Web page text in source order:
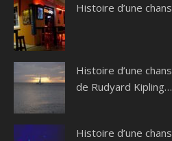
Histoire d’une
Histoire d’une
de Rudyard Kipling…
Histoire d’une